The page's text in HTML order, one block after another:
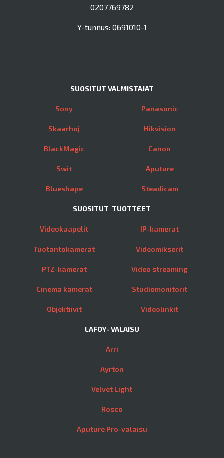
0207769782
Y-tunnus: 0691010-1
SUOSITUT VALMISTAJAT
Sony
Skaarhoj
BlackMagic
Swit
Blueshape
Panasonic
Hikvision
Canon
Aputure
Steadicam
SUOSITUT TUOTTEET
Videokaapelit
Tuotantokamerat
PTZ-kamerat
Cinema kamerat
Objektiivit
IP-kamerat
Videomikserit
Video streaming
Studiomonitorit
Videolinkit
LAFOY- VALAISU
Arri
Ayrton
Velvet Light
Rosco
Aputure Pro-valaisu